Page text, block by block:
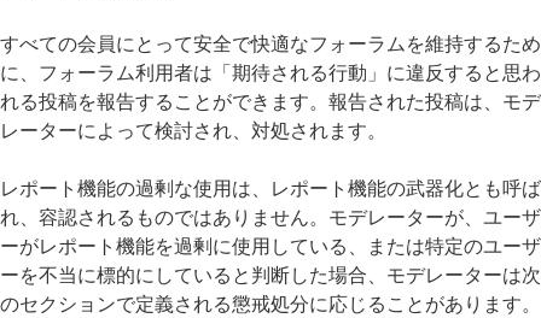
すべての会員にとって安全で快適なフォーラムを維持するため
に、フォーラム利用者は「期待される行動」に違反すると思わ
れる投稿を報告することができます。報告された投稿は、モデ
レーターによって検討され、対処されます。
レポート機能の過剰な使用は、レポート機能の武器化とも呼ば
れ、容認されるものではありません。モデレーターが、ユーザ
ーがレポート機能を過剰に使用している、または特定のユーザ
ーを不当に標的にしていると判断した場合、モデレーターは次
のセクションで定義される懲戒処分に応じることがあります。